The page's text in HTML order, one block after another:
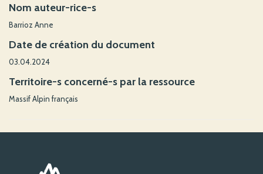
Nom auteur-rice-s
Barrioz Anne
Date de création du document
03.04.2024
Territoire-s concerné-s par la ressource
Massif Alpin français